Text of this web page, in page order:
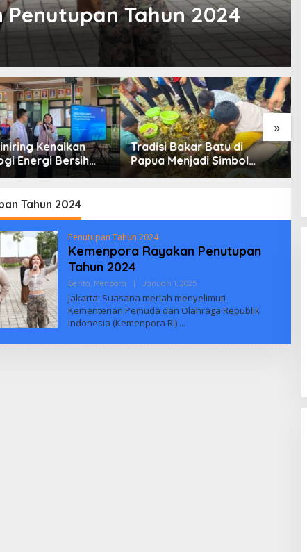
Tahun 2024
»
Kenalkan
Energi Bersih
Pelajar Jakarta
Tradisi Bakar Batu di
Papua Menjadi Simbol
Perdamaian
Tahun 2024
Penutupan Tahun 2024
Kemenpora Rayakan Penutupan
Tahun 2024
Berita, Menpora Januari 1, 2025Oleh
Indonesia
Jakarta: Suasana meriah menyelimuti
Kementerian Pemuda dan Olahraga Republik
Indonesia (Kemenpora RI)